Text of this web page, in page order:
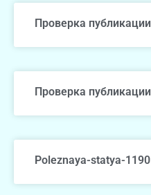
Проверка
Проверка
Poleznaya-statya-